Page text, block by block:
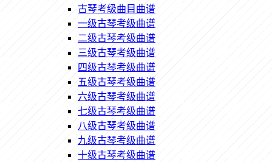
古琴考级曲目曲谱
一级古琴考级曲谱
二级古琴考级曲谱
三级古琴考级曲谱
四级古琴考级曲谱
五级古琴考级曲谱
六级古琴考级曲谱
七级古琴考级曲谱
八级古琴考级曲谱
九级古琴考级曲谱
十级古琴考级曲谱